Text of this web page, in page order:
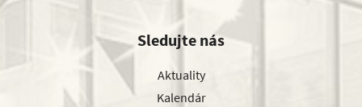
Sledujte nás
Aktuality
Kalendár